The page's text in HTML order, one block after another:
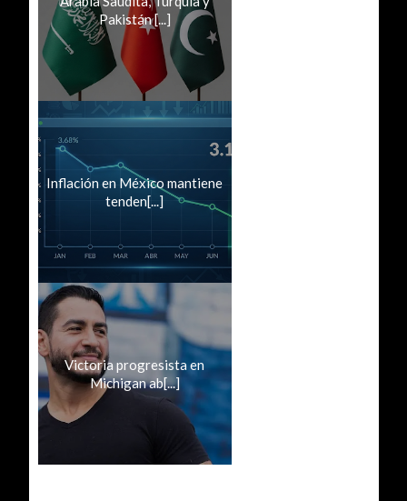
Pakistán [...]
Inflación en México mantiene
tenden[...]
Victoria progresista en
Michigan ab[...]